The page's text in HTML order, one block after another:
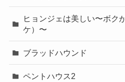
ヒョンジェは美しい〜ボク
ケ）〜
ブラッドハウンド
ペントハウス2